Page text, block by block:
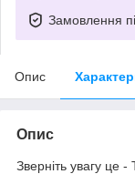
Замовлення
Опис
Опис
Зверніть увагу це